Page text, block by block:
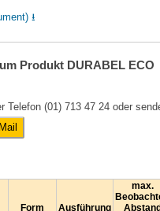
⭳
Produkt DURABEL ECO
Telefon (01) 713 47 24 oder
Form Ausführung
max.
Abstand